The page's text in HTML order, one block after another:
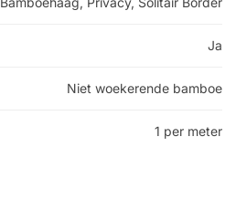
Ja
Niet woekerende bamboe
1 per meter